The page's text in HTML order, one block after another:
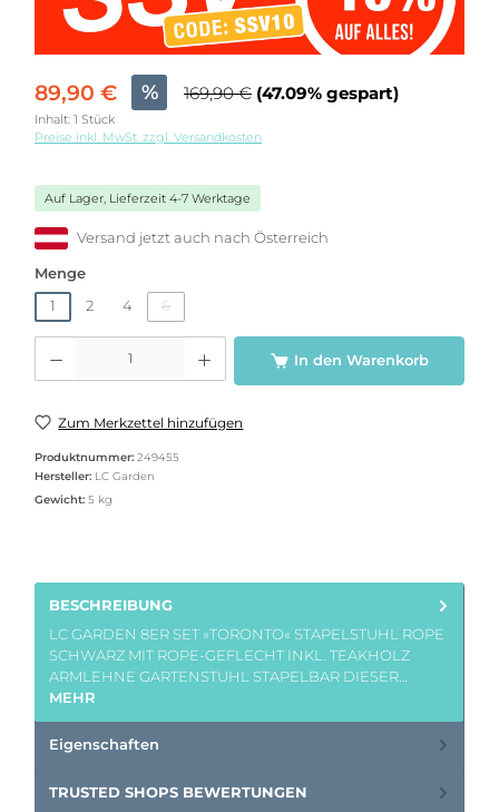
89,90 € % 169,90 € (47.09% gespart)
Inhalt: 1 Stück
Preise inkl. MwSt. zzgl. Versandkosten
Auf Lager, Lieferzeit 4-7 Werktage
Versand jetzt auch nach Österreich
Mengeauswählen
1
2 4 6
(Diese Option ist zurzeit nicht verfügbar.)
Produkt Anzahl: Gib den gewünschten Wert ein oder benutze die Schaltflächen
In den Warenkorb
Zum Merkzettel hinzufügen
Produktnummer: 249455
Hersteller: LC Garden
Gewicht: 5 kg
BESCHREIBUNG
LC GARDEN 8ER SET »TORONTO« STAPELSTUHL ROPE
SCHWARZ MIT ROPE-GEFLECHT INKL. TEAKHOLZ
ARMLEHNE GARTENSTUHL STAPELBAR DIESER…
MEHR
Eigenschaften
TRUSTED SHOPS BEWERTUNGEN